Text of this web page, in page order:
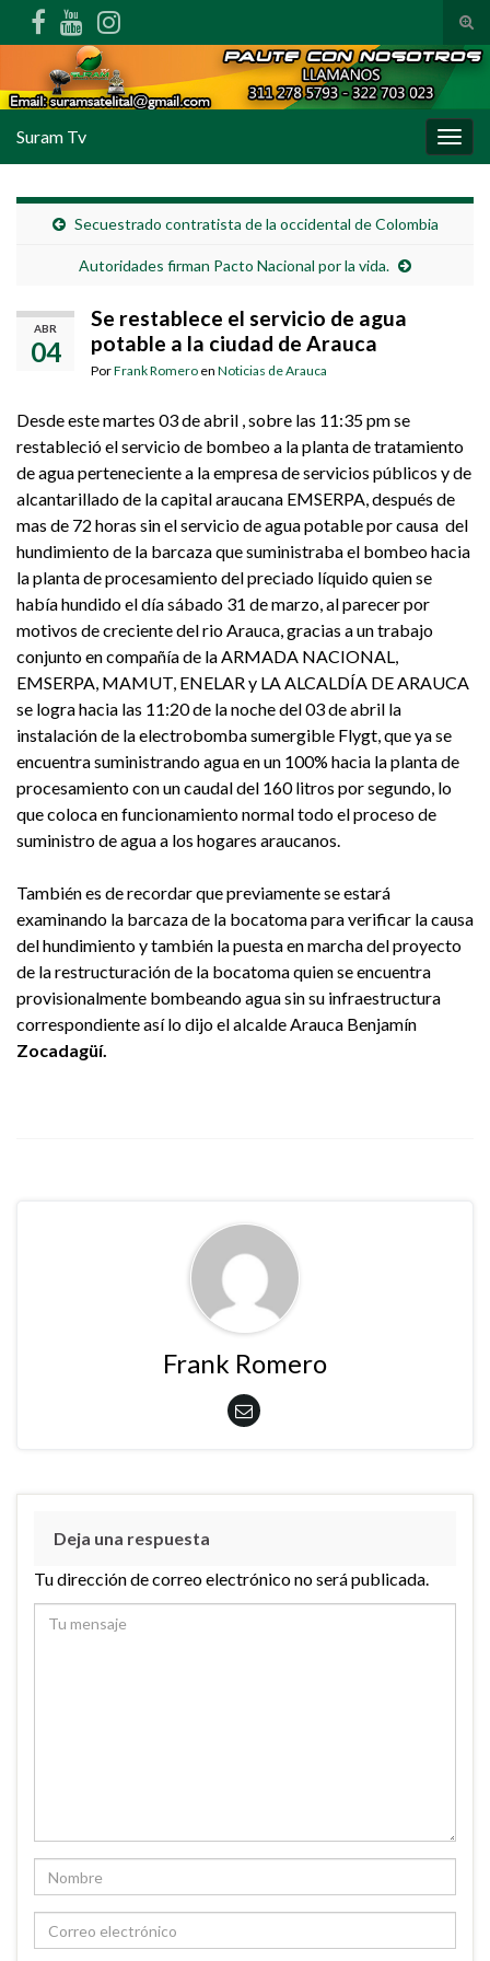
Suram Tv
Secuestrado contratista de la occidental de Colombia
Autoridades firman Pacto Nacional por la vida.
ABR
04
Se restablece el servicio de agua
potable a la ciudad de Arauca
PorFrank Romero en Noticias de Arauca
Desde este martes 03 de abril , sobre las 11:35 pm se
restableció el servicio de bombeo a la planta de tratamiento
de agua perteneciente a la empresa de servicios públicos y de
alcantarillado de la capital araucana EMSERPA, después de
mas de 72 horas sin el servicio de agua potable por causa del
hundimiento de la barcaza que suministraba el bombeo hacia
la planta de procesamiento del preciado líquido quien se
había hundido el día sábado 31 de marzo, al parecer por
motivos de creciente del rio Arauca, gracias a un trabajo
conjunto en compañía de la ARMADA NACIONAL,
EMSERPA, MAMUT, ENELAR y LA ALCALDÍA DE ARAUCA
se logra hacia las 11:20 de la noche del 03 de abril la
instalación de la electrobomba sumergible Flygt, que ya se
encuentra suministrando agua en un 100% hacia la planta de
procesamiento con un caudal del 160 litros por segundo, lo
que coloca en funcionamiento normal todo el proceso de
suministro de agua a los hogares araucanos.
También es de recordar que previamente se estará
examinando la barcaza de la bocatoma para verificar la causa
del hundimiento y también la puesta en marcha del proyecto
de la restructuración de la bocatoma quien se encuentra
provisionalmente bombeando agua sin su infraestructura
correspondiente así lo dijo el alcalde Arauca Benjamín
Zocadagüí.
Frank Romero
Deja una respuesta
Tu dirección de correo electrónico no será publicada.